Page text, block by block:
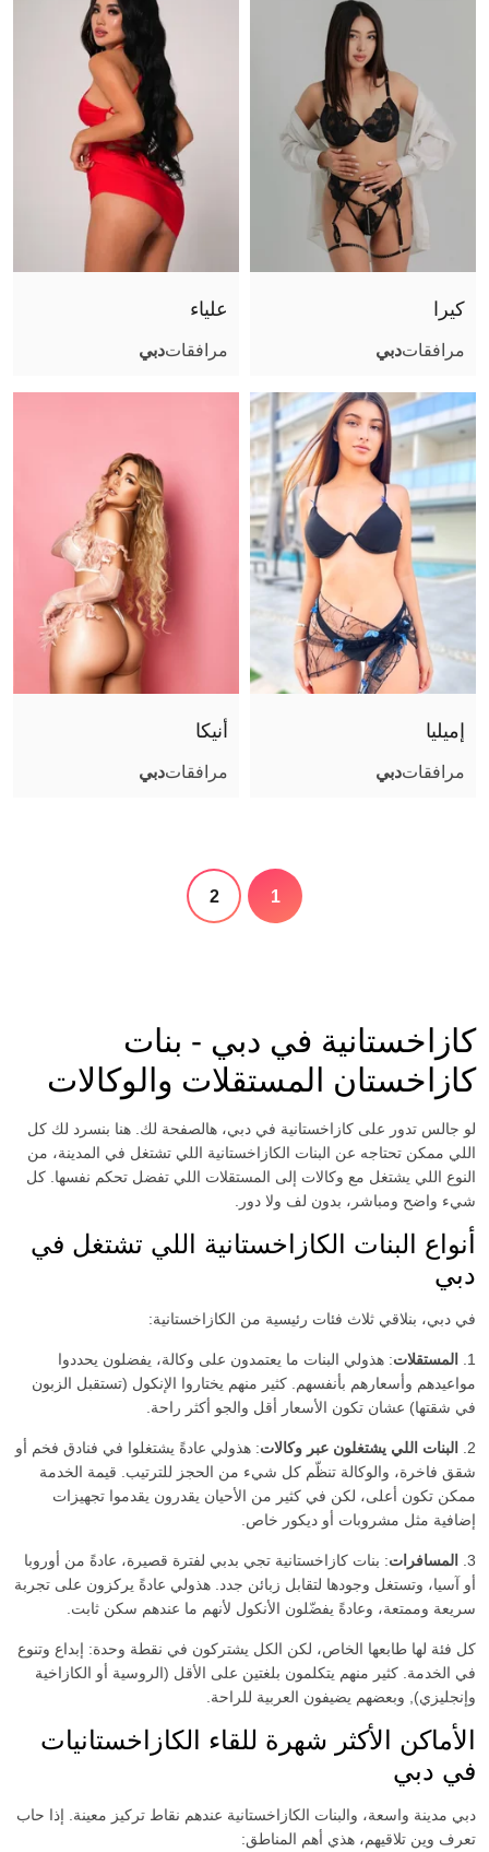
كازاخستانية في دبي - بنات
كازاخستان المستقلات والوكالات
لو جالس تدور على كازاخستانية في دبي، هالصفحة لك. هنا بنسرد لك كل
اللي ممكن تحتاجه عن البنات الكازاخستانية اللي تشتغل في المدينة، من
النوع اللي يشتغل مع وكالات إلى المستقلات اللي تفضل تحكم نفسها. كل
شيء واضح ومباشر، بدون لف ولا دور.
أنواع البنات الكازاخستانية اللي تشتغل في
دبي
في دبي، بنلاقي ثلاث فئات رئيسية من الكازاخستانية:
1. المستقلات: هذولي البنات ما يعتمدون على وكالة، يفضلون يحددوا
مواعيدهم وأسعارهم بأنفسهم. كثير منهم يختاروا الإنكول (تستقبل الزبون
في شقتها) عشان تكون الأسعار أقل والجو أكثر راحة.
2. البنات اللي يشتغلون عبر وكالات: هذولي عادةً يشتغلوا في فنادق فخم أو
شقق فاخرة، والوكالة تنظّم كل شيء من الحجز للترتيب. قيمة الخدمة
ممكن تكون أعلى، لكن في كثير من الأحيان يقدرون يقدموا تجهيزات
إضافية مثل مشروبات أو ديكور خاص.
3. المسافرات: بنات كازاخستانية تجي بدبي لفترة قصيرة، عادةً من أوروبا
أو آسيا، وتستغل وجودها لتقابل زبائن جدد. هذولي عادةً يركزون على تجربة
سريعة وممتعة، وعادةً يفضّلون الأنكول لأنهم ما عندهم سكن ثابت.
كل فئة لها طابعها الخاص، لكن الكل يشتركون في نقطة وحدة: إبداع وتنوع
في الخدمة. كثير منهم يتكلمون بلغتين على الأقل (الروسية أو الكازاخية
وإنجليزي), وبعضهم يضيفون العربية للراحة.
الأماكن الأكثر شهرة للقاء الكازاخستانيات
في دبي
دبي مدينة واسعة، والبنات الكازاخستانية عندهم نقاط تركيز معينة. إذا حاب
تعرف وين تلاقيهم، هذي أهم المناطق:
كيرا
مرافقاتدبي
علياء
مرافقاتدبي
إميليا
مرافقاتدبي
أنيكا
مرافقاتدبي
1
2